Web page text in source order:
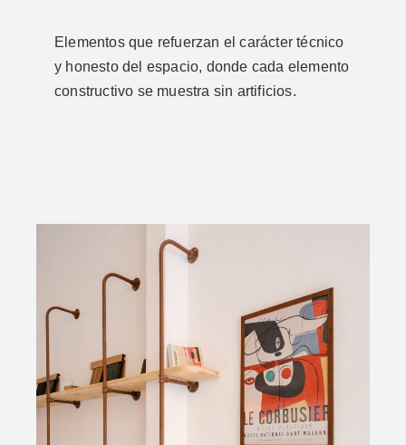
Elementos que refuerzan el carácter técnico
y honesto del espacio, donde cada elemento
constructivo se muestra sin artificios.